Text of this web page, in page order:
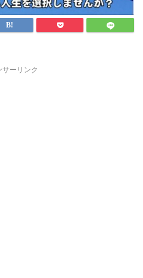
サーリンク